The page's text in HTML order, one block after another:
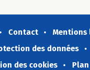
Contact
Mentions
des données
des cookies